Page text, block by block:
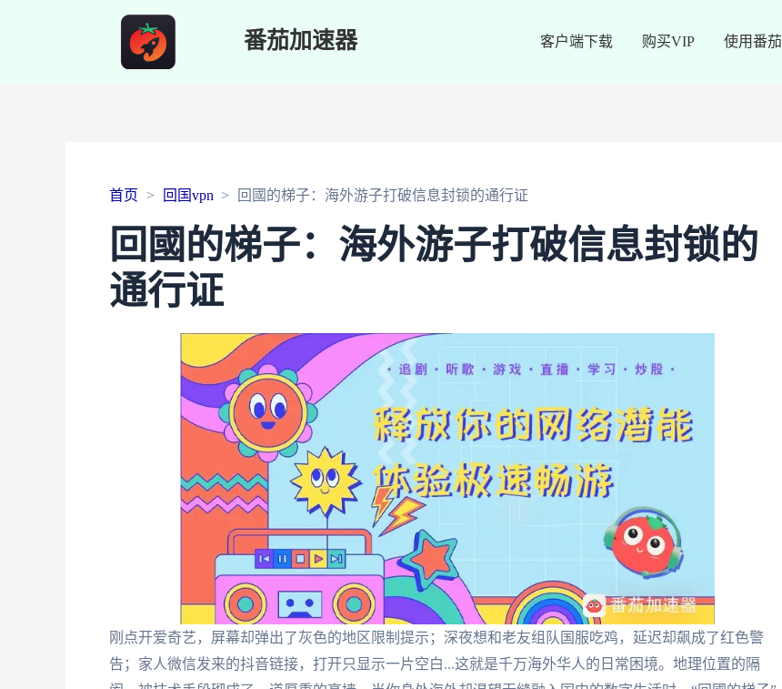
番茄加速器 客户端下载 购买VIP 使用番茄
首页 回国vpn 回國的梯子：海外游子打破信息封锁的通行证
回國的梯子：海外游子打破信息封锁的
通行证
刚点开爱奇艺，屏幕却弹出了灰色的地区限制提示；深夜想和老友组队国服吃鸡，延迟却飙成了红色警
告；家人微信发来的抖音链接，打开只显示一片空白...这就是千万海外华人的日常困境。地理位置的隔